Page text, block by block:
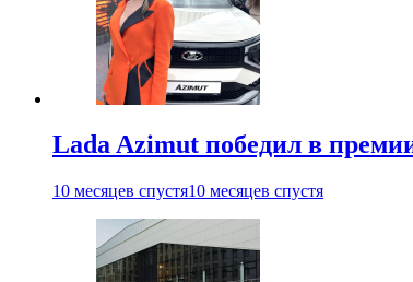
Lada Azimut победил в
10 месяцев спустя10 месяцев спустя